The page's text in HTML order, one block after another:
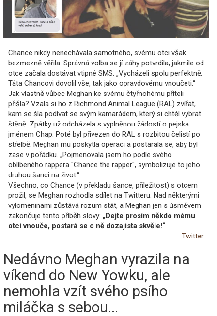
Chance nikdy nenechávala samotného, svému otci však
bezmezně věřila. Správná volba se jí záhy potvrdila, jakmile od
otce začala dostávat vtipné SMS. „Vycházeli spolu perfektně.
Táta Chancovi dovolil vše, tak jako opravdovému vnoučeti.“
Jak vlastně vůbec Meghan ke svému čtyřnohému příteli
přišla? Vzala si ho z Richmond Animal League (RAL) zvířat,
kam se šla podívat se svým kamarádem, který si chtěl vybrat
štěně. Zpátky už odcházela s vyplněnou žádostí o pejska
jménem Chap. Poté byl přivezen do RAL s rozbitou čelistí po
střelbě. Meghan mu poskytla operaci a postarala se, aby byl
zase v pořádku. „Pojmenovala jsem ho podle svého
oblíbeného rappera "Chance the rapper", symbolizuje to jeho
druhou šanci na život.“
Všechno, co Chance (v překladu šance, příležitost) s otcem
prožil, se Meghan rozhodla sdílet na Twitteru. Nad některými
vylomeninami zůstává rozum stát, a Meghan jen s úsměvem
zakončuje tento příběh slovy: „Dejte prosím někdo mému
otci vnouče, postará se o ně dozajista skvěle!“
Twitter
Nedávno Meghan vyrazila na
víkend do New Yowku, ale
nemohla vzít svého psího
miláčka s sebou...